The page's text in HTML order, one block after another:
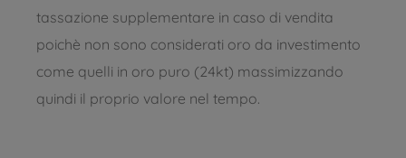
tassazione supplementare in caso di vendita
poichè non sono considerati oro da investimento
come quelli in oro puro (24kt) massimizzando
quindi il proprio valore nel tempo.